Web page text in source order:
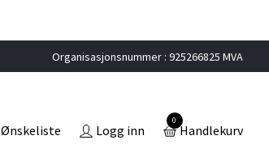
Organisasjonsnummer : 925266825 MVA
Ønskeliste Logg inn
0
Handlekurv